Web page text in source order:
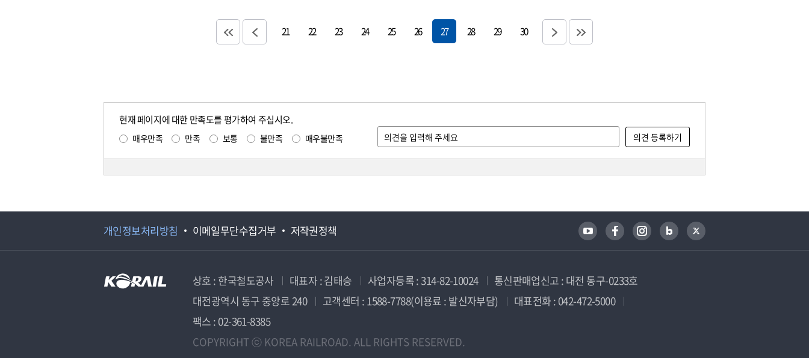
21 22 23 24 25 26 27 28 29 30
현재 페이지에 대한 만족도를 평가하여 주십시오.
매우만족 만족 보통 불만족 매우불만족
개인정보처리방침 이메일무단수집거부 저작권정책
상호 : 한국철도공사 대표자 : 김태승 사업자등록 : 314-82-10024
통신판매업신고 : 대전 동구-0233호
대전광역시 동구 중앙로 240
고객센터 : 1588-7788(이용료 : 발신자부담)
대표전화 : 042-472-5000
팩스 : 02-361-8385
COPYRIGHT ⓒ KOREA RAILROAD. ALL RIGHTS RESERVED.